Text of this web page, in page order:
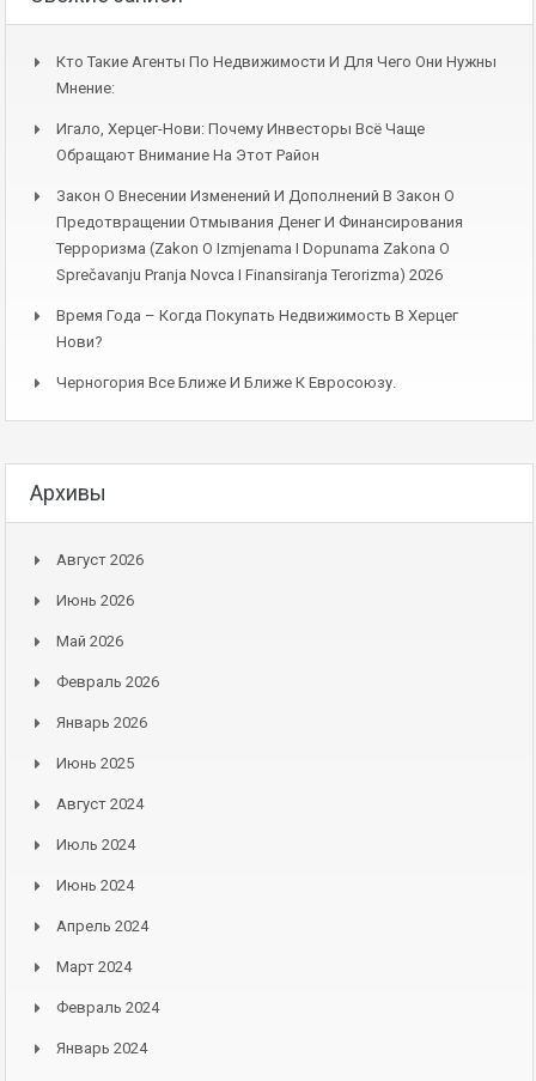
Кто Такие Агенты По Недвижимости И Для Чего Они Нужны
Мнение:
Игало, Херцег-Нови: Почему Инвесторы Всё Чаще
Обращают Внимание На Этот Район
Закон О Внесении Изменений И Дополнений В Закон О
Предотвращении Отмывания Денег И Финансирования
Терроризма (Zakon O Izmjenama I Dopunama Zakona O
Sprečavanju Pranja Novca I Finansiranja Terorizma) 2026
Время Года – Когда Покупать Недвижимость В Херцег
Нови?
Черногория Все Ближе И Ближе К Евросоюзу.
Архивы
Август 2026
Июнь 2026
Май 2026
Февраль 2026
Январь 2026
Июнь 2025
Август 2024
Июль 2024
Июнь 2024
Апрель 2024
Март 2024
Февраль 2024
Январь 2024